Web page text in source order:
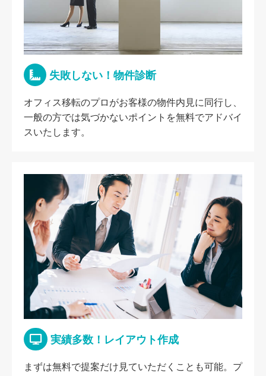
失敗しない！物件診断
オフィス移転のプロがお客様の物件内見に同行し、
一般の方では気づかないポイントを無料でアドバイ
スいたします。
実績多数！レイアウト作成
まずは無料で提案だけ見ていただくことも可能。プ